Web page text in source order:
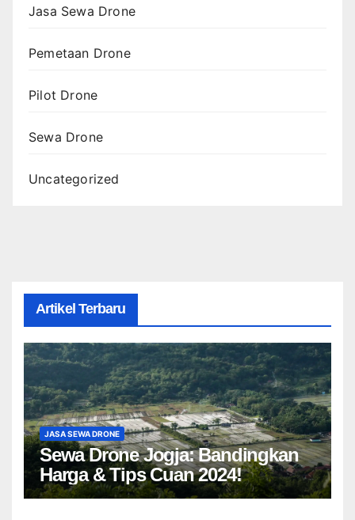
Jasa Sewa Drone
Pemetaan Drone
Pilot Drone
Sewa Drone
Uncategorized
Artikel Terbaru
JASA SEWA DRONE
Sewa Drone Jogja: Bandingkan
Harga & Tips Cuan 2024!